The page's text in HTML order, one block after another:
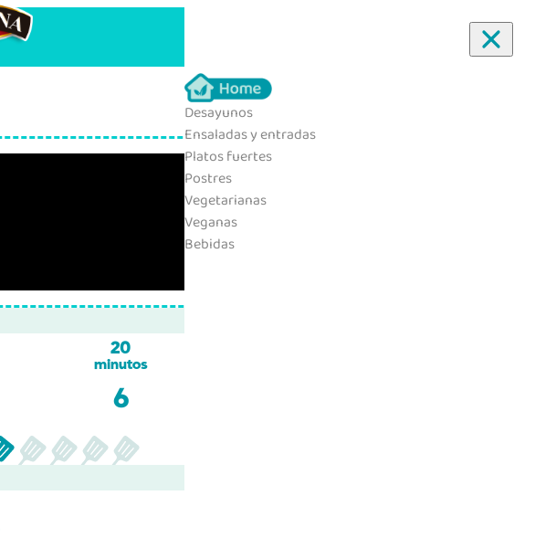
Desayunos
Ensaladas y entradas
Platos fuertes
Postres
Vegetarianas
Veganas
Bebidas
20
minutos
6